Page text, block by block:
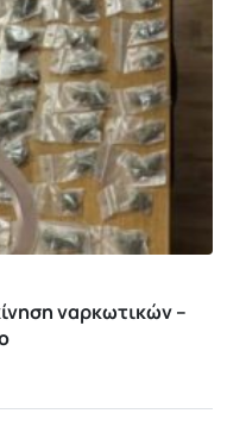
ναρκωτικών –